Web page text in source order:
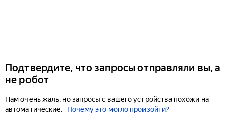
Подтвердите, что запросы отправляли вы, а
не робот
Нам очень жаль, но запросы с вашего устройства похожи на
автоматические.
Почему это могло произойти?